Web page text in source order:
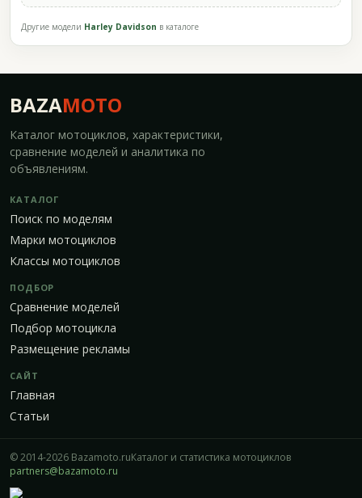
Другие модели Harley Davidson в каталоге
BAZAMOTO
Каталог мотоциклов, характеристики,
сравнение моделей и аналитика по
объявлениям.
КАТАЛОГ
Поиск по моделям
Марки мотоциклов
Классы мотоциклов
ПОДБОР
Сравнение моделей
Подбор мотоцикла
Размещение рекламы
САЙТ
Главная
Статьи
© 2014-2026 Bazamoto.ruКаталог и статистика мотоциклов
partners@bazamoto.ru